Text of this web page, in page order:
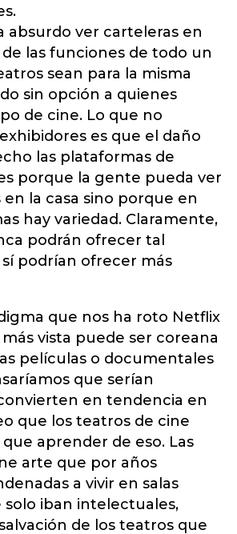
absurdo ver carteleras en
de las funciones de todo un
sean para la misma
sin opción a quienes
de cine. Lo que no
es que el daño
las plataformas de
porque la gente pueda ver
en la casa sino porque en
hay variedad. Claramente,
podrán ofrecer tal
podrían ofrecer más
que nos ha roto Netflix
vista puede ser coreana
películas o documentales
que serían
en tendencia en
que los teatros de cine
aprender de eso. Las
arte que por años
a vivir en salas
solo iban intelectuales,
de los teatros que